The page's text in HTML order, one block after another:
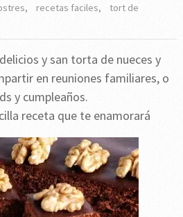
, recetas faciles,
tort de
y san torta de nueces y
en reuniones familiares, o
y cumpleaños.
receta que te enamorará